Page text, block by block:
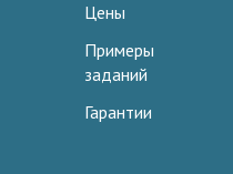
Цены
Примеры
заданий
Гарантии